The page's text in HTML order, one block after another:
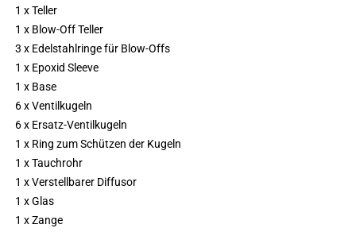
1 x Teller
1 x Blow-Off Teller
3 x Edelstahlringe für Blow-Offs
1 x Epoxid Sleeve
1 x Base
6 x Ventilkugeln
6 x Ersatz-Ventilkugeln
1 x Ring zum Schützen der Kugeln
1 x Tauchrohr
1 x Verstellbarer Diffusor
1 x Glas
1 x Zange